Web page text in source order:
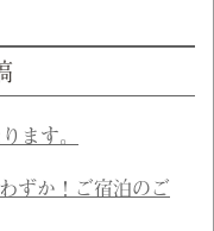
ます。
ずか！ご宿泊のご